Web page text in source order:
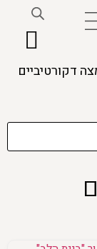
דקורטיביים